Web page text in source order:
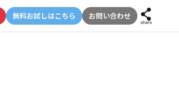
無料お試しはこちら お問い合わせ